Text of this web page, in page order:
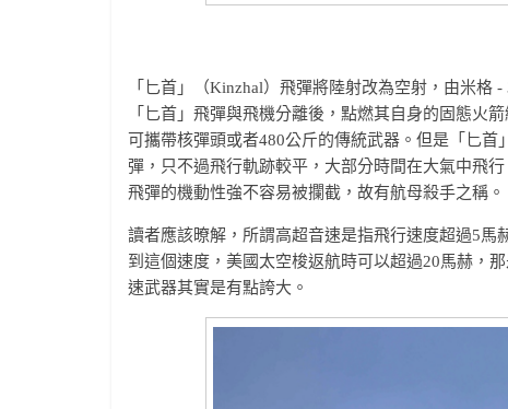
「匕首」（Kinzhal）飛彈將陸射改為空射，由米格
「匕首」飛彈與飛機分離後，點燃其自身的固態火
可攜帶核彈頭或者480公斤的傳統武器。但是「匕
彈，只不過飛行軌跡較平，大部分時間在大氣中飛
飛彈的機動性強不容易被攔截，故有航母殺手之稱。
讀者應該暸解，所謂高超音速是指飛行速度超過5
到這個速度，美國太空梭返航時可以超過20馬赫，
速武器其實是有點誇大。